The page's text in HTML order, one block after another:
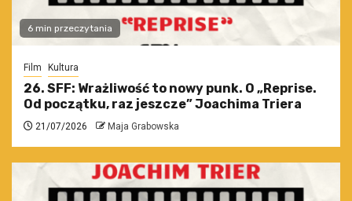
6 min przeczytania
Film Kultura
26. SFF: Wrażliwość to nowy punk. O „Reprise.
Od początku, raz jeszcze” Joachima Triera
21/07/2026 Maja Grabowska